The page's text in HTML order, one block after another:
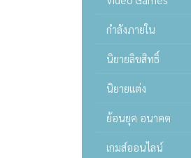
กำลังภายใน
นิยายลิขสิทธิ์
นิยายแต่ง
ย้อนยุค อนาคต
เกมส์ออนไลน์